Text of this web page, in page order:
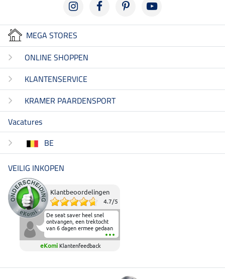
MEGA STORES
ONLINE SHOPPEN
KLANTENSERVICE
KRAMER PAARDENSPORT
Vacatures
BE
VEILIG INKOPEN
Klantbeoordelingen
4.7/5
De seat saver heel snel
ontvangen, een trektocht
van 6 dagen ermee gedaan
en deze heeft de beproeving
fantastisch doorstaan.
Heerlijk zacht om op te
elkaar in het zadel.
eKomi Klantenfeedback